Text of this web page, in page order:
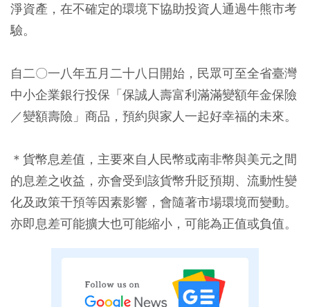
淨資產，在不確定的環境下協助投資人通過牛熊市考
驗。
自二〇一八年五月二十八日開始，民眾可至全省臺灣
中小企業銀行投保「保誠人壽富利滿滿變額年金保險
／變額壽險」商品，預約與家人一起好幸福的未來。
＊貨幣息差值，主要來自人民幣或南非幣與美元之間
的息差之收益，亦會受到該貨幣升貶預期、流動性變
化及政策干預等因素影響，會隨著市場環境而變動。
亦即息差可能擴大也可能縮小，可能為正值或負值。